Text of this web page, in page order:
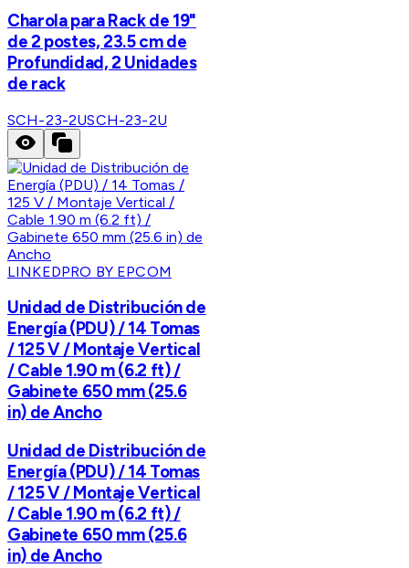
Charola para Rack de 19"
de 2 postes, 23.5 cm de
Profundidad, 2 Unidades
de rack
SCH-23-2USCH-23-2U
LINKEDPRO BY EPCOM
Unidad de Distribución de
Energía (PDU) / 14 Tomas
/ 125 V / Montaje Vertical
/ Cable 1.90 m (6.2 ft) /
Gabinete 650 mm (25.6
in) de Ancho
Unidad de Distribución de
Energía (PDU) / 14 Tomas
/ 125 V / Montaje Vertical
/ Cable 1.90 m (6.2 ft) /
Gabinete 650 mm (25.6
in) de Ancho